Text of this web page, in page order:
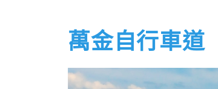
萬金自行車道